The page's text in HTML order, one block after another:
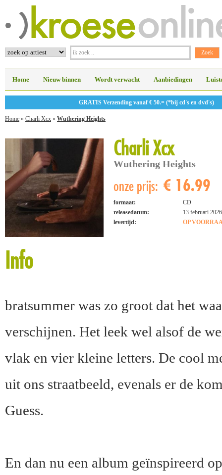
Home Nieuw binnen Wordt verwacht Aanbiedingen
GRATIS Verzending vanaf € 50.= (*bij cd's en dvd's)
Home » Charli Xcx » Wuthering Heights
Charli Xcx
Wuthering Heights
onze prijs: € 16.99
formaat:
CD
releasedatum:
13 februari 2026
levertijd:
OP
Info
bratsummer was zo groot dat het
verschijnen. Het leek wel alsof de
vlak en vier kleine letters. De cool
uit ons straatbeeld, evenals er de
Guess.
En dan nu een album geïnspireerd